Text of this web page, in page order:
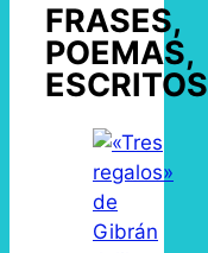
FRASES,
POEMAS,
ESCRITOS